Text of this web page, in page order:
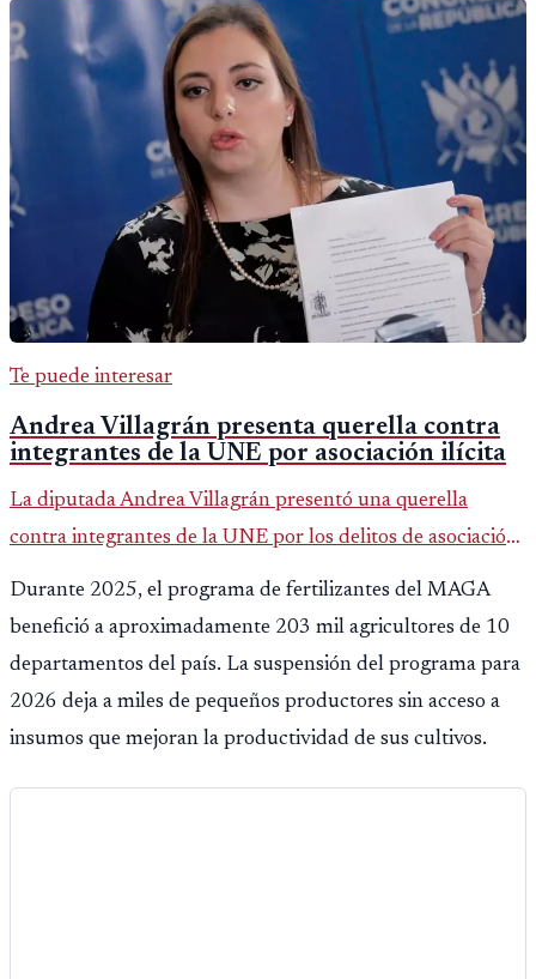
Te puede interesar
Andrea Villagrán presenta querella contra
integrantes de la UNE por asociación ilícita
La diputada Andrea Villagrán presentó una querella
contra integrantes de la UNE por los delitos de asociación
ilícita, terrorismo y sedición.
Durante 2025, el programa de fertilizantes del MAGA
benefició a aproximadamente 203 mil agricultores de 10
departamentos del país. La suspensión del programa para
2026 deja a miles de pequeños productores sin acceso a
insumos que mejoran la productividad de sus cultivos.